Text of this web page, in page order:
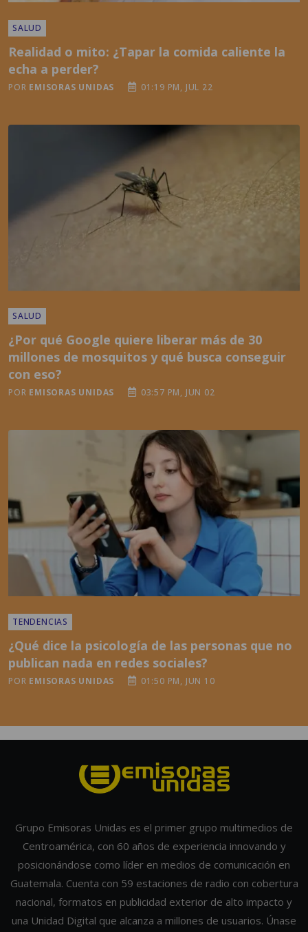
echa a perder?
POR EMISORAS UNIDAS 01:19 PM, JUL 22
millones de mosquitos y qué busca conseguir
con eso?
POREMISORAS UNIDAS 03:57 PM, JUN 02
TENDENCIAS
publican nada en redes sociales?
POR EMISORAS UNIDAS 01:50 PM, JUN 10
Grupo Emisoras Unidas es el primer grupo multimedios de
posicionándose como líder en medios de comunicación en
Guatemala. Cuenta con 59 estaciones de radio con cobertura
nacional, formatos en publicidad exterior de alto impacto y
una Unidad Digital que alcanza a millones de usuarios. Únase
y anúnciese con nosotros.